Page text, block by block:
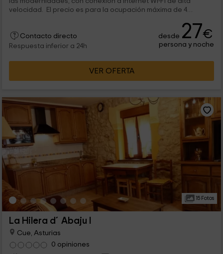
velocidad. El precio es para la ocupación máxima de 4
Contacto directo
Respuesta inferior a 24h
desde 27€
persona y noche
VER OFERTA
15 Fotos
La Hilera d´Abaju I
Cue, Asturias
0 opiniones